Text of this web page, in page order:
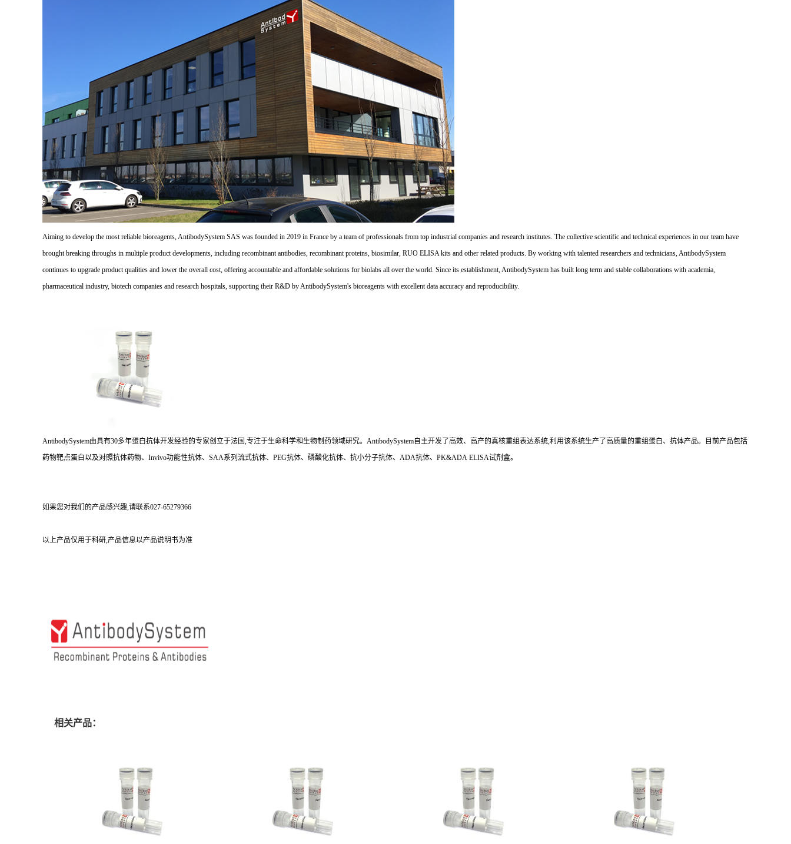
Aiming to develop the most reliable bioreagents, AntibodySystem SAS was founded in 2019 in France by a team of professionals from top industrial companies and research institutes. The collective scientific and technical experiences in our team have
brought breaking throughs in multiple product developments, including recombinant antibodies, recombinant proteins, biosimilar, RUO ELISA kits and other related products. By working with talented researchers and technicians, AntibodySystem
continues to upgrade product qualities and lower the overall cost, offering accountable and affordable solutions for biolabs all over the world. Since its establishment, AntibodySystem has built long term and stable collaborations with academia,
pharmaceutical industry, biotech companies and research hospitals, supporting their R&D by AntibodySystem's bioreagents with excellent data accuracy and reproducibility.
AntibodySystem由具有30多年蛋白抗体开发经验的专家创立于法国,专注于生命科学和生物制药领域研究。AntibodySystem自主开发了高效、高产的真核重组表达系统,利用该系统生产了高质量的重组蛋白、抗体产品。目前产品包括
药物靶点蛋白以及对照抗体药物、Invivo功能性抗体、SAA系列流式抗体、PEG抗体、磷酸化抗体、抗小分子抗体、ADA抗体、PK&ADA ELISA试剂盒。
如果您对我们的产品感兴趣,请联系027-65279366
以上产品仅用于科研,产品信息以产品说明书为准
相关产品：